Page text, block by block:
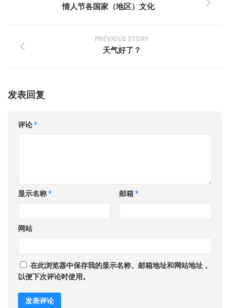
情人节各国家（地区）文化
PREVIOUS STORY
天气好了？
发表回复
评论*
显示名称* 邮箱*
网站
在此浏览器中保存我的显示名称、邮箱地址和网站地址，
以便下次评论时使用。